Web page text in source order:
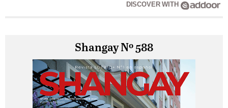
DISCOVER WITH
Shangay Nº 588